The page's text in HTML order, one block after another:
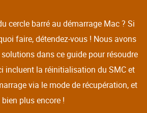
cercle barré au démarrage Mac ? Si
faire, détendez-vous ! Nous avons
dans ce guide pour résoudre
incluent la réinitialisation du SMC et
via le mode de récupération, et
bien plus encore !